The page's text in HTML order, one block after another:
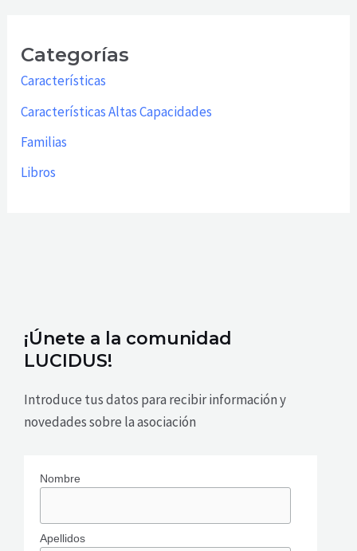
Categorías
Características
Características Altas Capacidades
Familias
Libros
¡Únete a la comunidad
LUCIDUS!
Introduce tus datos para recibir información y
novedades sobre la asociación
Nombre
Apellidos